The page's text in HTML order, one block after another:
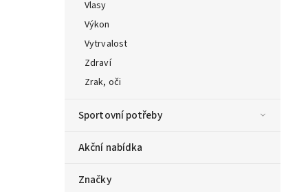
Vlasy
Výkon
Vytrvalost
Zdraví
Zrak, oči
Sportovní potřeby
Akční nabídka
Značky